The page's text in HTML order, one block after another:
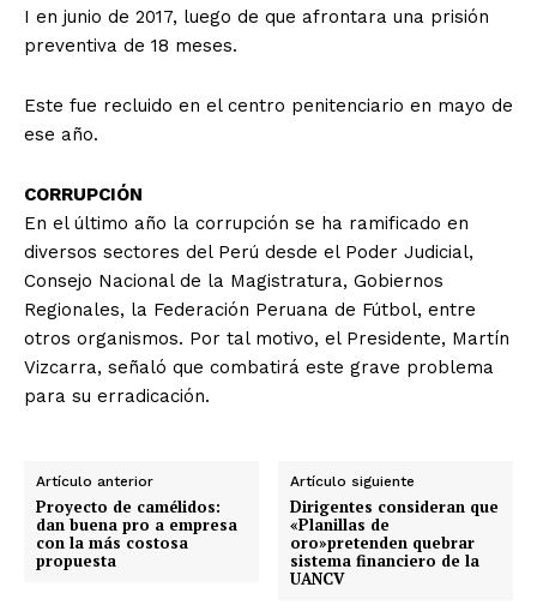
I en junio de 2017, luego de que afrontara una prisión
preventiva de 18 meses.
Este fue recluido en el centro penitenciario en mayo de
ese año.
CORRUPCIÓN
En el último año la corrupción se ha ramificado en
diversos sectores del Perú desde el Poder Judicial,
Consejo Nacional de la Magistratura, Gobiernos
Regionales, la Federación Peruana de Fútbol, entre
otros organismos. Por tal motivo, el Presidente, Martín
Vizcarra, señaló que combatirá este grave problema
para su erradicación.
Artículo anterior
Proyecto de camélidos:
dan buena pro a empresa
con la más costosa
propuesta
Artículo siguiente
Dirigentes consideran que
«Planillas de
oro»pretenden quebrar
sistema financiero de la
UANCV